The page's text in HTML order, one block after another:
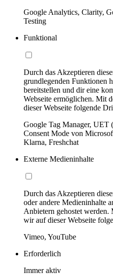
Google Analytics, Clarity,
Testing
Funktional
Durch das Akzeptieren
grundlegenden Funktionen
bereitstellen und dir eine
Webseite ermöglichen. Mit
dieser Webseite folgende
Google Tag Manager, UET
Consent Mode von
Klarna, Freshchat
Externe Medieninhalte
Durch das Akzeptieren
oder andere Medieninhalte
Anbietern gehostet
wir auf dieser Webseite
Vimeo, YouTube
Erforderlich
Immer aktiv